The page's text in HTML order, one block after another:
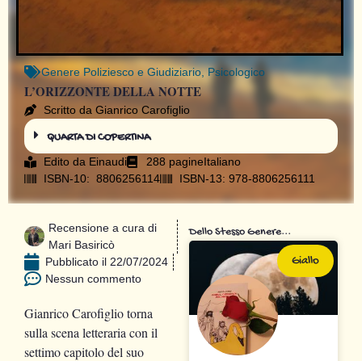
Genere Poliziesco e Giudiziario,Psicologico
L’ORIZZONTE DELLA NOTTE
Scritto da Gianrico Carofiglio
QUARTA DI COPERTINA
Edito da Einaudi 288 pagineItaliano
ISBN-10: ‎ 8806256114
ISBN-13: 978-8806256111
Recensione a cura di
Mari Basiricò
Pubblicato il 22/07/2024
Nessun commento
Gianrico Carofiglio torna
sulla scena letteraria con il
settimo capitolo del suo
Dello Stesso Genere...
Giallo